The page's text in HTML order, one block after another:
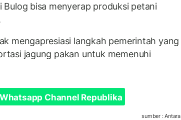
Bulog bisa menyerap produksi petani
mengapresiasi langkah pemerintah yang
jagung pakan untuk memenuhi
Channel Republika
sumber : Antara